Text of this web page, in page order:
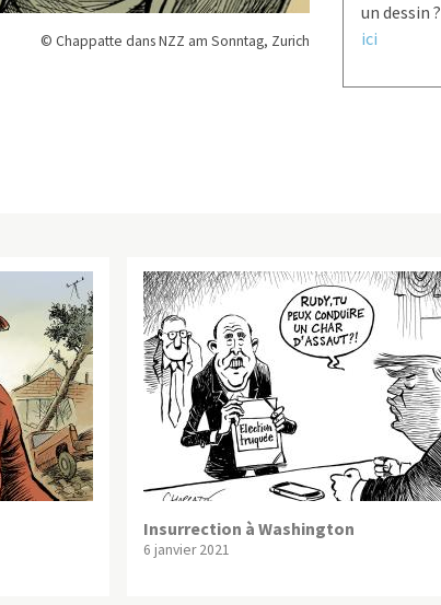
© Chappatte dans NZZ am Sonntag, Zurich
un dessin ?
ici
Insurrection à Washington
6 janvier 2021